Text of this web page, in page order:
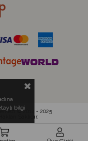
© 2014 - 2025
Saklıdır.
bilgi